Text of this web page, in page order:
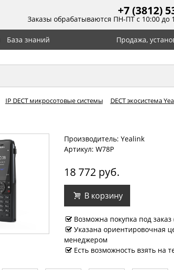
+7 (3812)
Заказы обрабатываются ПН-ПТ с 10:00
База знаний Продажа,
IP DECT микросотовые системы DECT экосистема
Производитель: Yealink
Артикул: W78P
18 772 руб.
В корзину
Возможна покупка под
Указана ориентировочная
менеджером
Есть возможность взять на